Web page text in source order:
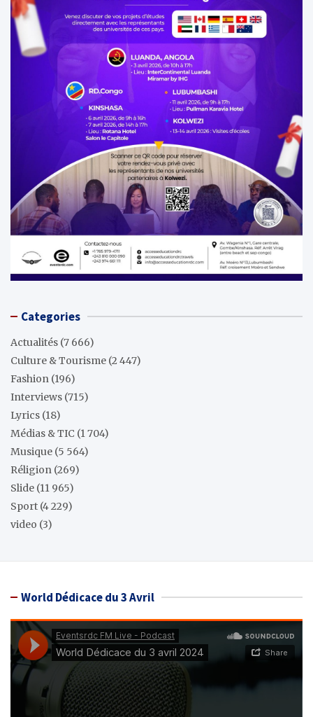
Categories
Actualités (7 666)
Culture & Tourisme (2 447)
Fashion (196)
Interviews (715)
Lyrics (18)
Médias & TIC (1 704)
Musique (5 564)
Réligion (269)
Slide (11 965)
Sport (4 229)
video (3)
World Dédicace du 3 Avril